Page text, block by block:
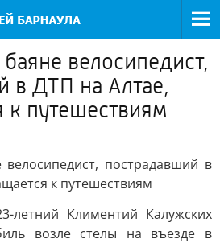
велосипедист,
в ДТП на Алтае,
к путешествиям
пострадавший в
к путешествиям
Климентий Калужских
возле стелы на въезде в